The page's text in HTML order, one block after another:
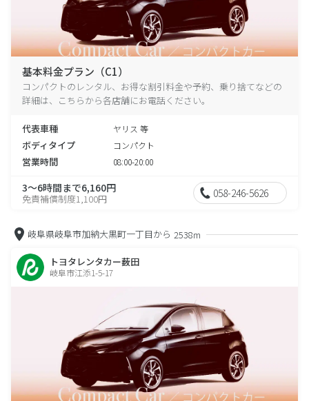
基本料金プラン（C1）
コンパクトのレンタル、お得な割引料金や予約、乗り捨てなどの
詳細は、こちらから各店舗にお電話ください。
代表車種 ヤリス 等
ボディタイプ コンパクト
営業時間 08:00-20:00
3～6時間まで6,160円
免責補償制度1,100円 058-246-5626
岐阜県岐阜市加納大黒町一丁目から 2538m
トヨタレンタカー薮田
岐阜市江添1-5-17